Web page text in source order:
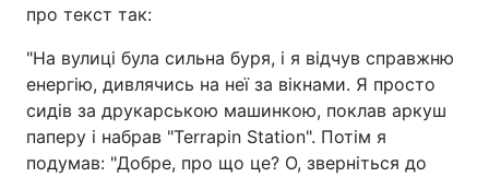
про текст так:
"На вулиці була сильна буря, і я відчув справжню
енергію, дивлячись на неї за вікнами. Я просто
сидів за друкарською машинкою, поклав аркуш
паперу і набрав "Terrapin Station". Потім я
подумав: "Добре, про що це? О, зверніться до